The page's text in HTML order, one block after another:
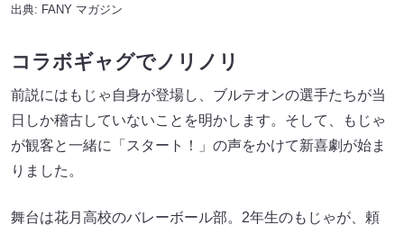
出典: FANY マガジン
コラボギャグでノリノリ
前説にはもじゃ自身が登場し、ブルテオンの選手たちが当
日しか稽古していないことを明かします。そして、もじゃ
が観客と一緒に「スタート！」の声をかけて新喜劇が始ま
りました。
舞台は花月高校のバレーボール部。2年生のもじゃが、頼